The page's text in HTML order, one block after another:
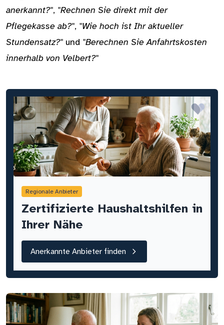
anerkannt?", "Rechnen Sie direkt mit der
Pflegekasse ab?", "Wie hoch ist Ihr aktueller
Stundensatz?" und "Berechnen Sie Anfahrtskosten
innerhalb von Velbert?"
Regionale Anbieter
Zertifizierte Haushaltshilfen in
Ihrer Nähe
Anerkannte Anbieter finden